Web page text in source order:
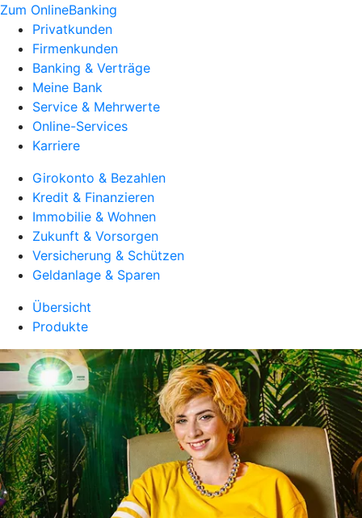
Zum OnlineBanking
Privatkunden
Firmenkunden
Banking & Verträge
Meine Bank
Service & Mehrwerte
Online-Services
Karriere
Girokonto & Bezahlen
Kredit & Finanzieren
Immobilie & Wohnen
Zukunft & Vorsorgen
Versicherung & Schützen
Geldanlage & Sparen
Übersicht
Produkte